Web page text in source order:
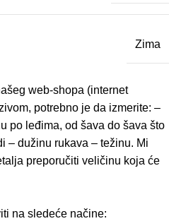
Zima
web-shopa (internet
potrebno je da izmerite: –
po leđima, od šava do šava što
– dužinu rukava – težinu. Mi
preporučiti veličinu koja će
na sledeće načine: